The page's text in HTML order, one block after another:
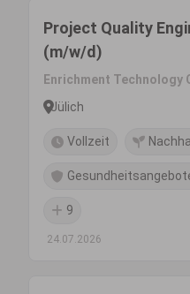
Project Quality
(m/w/d)
Enrichment Technology
Jülich
Vollzeit
9
24.07.2026